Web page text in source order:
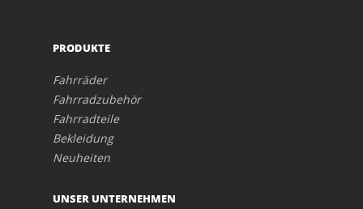
PRODUKTE
Fahrräder
Fahrradzubehör
Fahrradteile
Bekleidung
Neuheiten
UNSER UNTERNEHMEN